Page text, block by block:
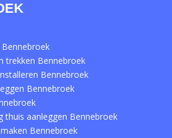
trekken Bennebroek
Bennebroek
Bennebroek
thuis aanleggen Bennebroek
Bennebroek